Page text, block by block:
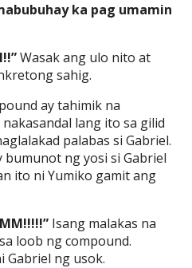
ka pag umamin
Wasak ang ulo nito at
sahig.
ay tahimik na
lang ito sa gilid
palabas si Gabriel.
ng yosi si Gabriel
ito ni Yumiko gamit ang
Isang malakas na
loob ng compound.
Gabriel ng usok.